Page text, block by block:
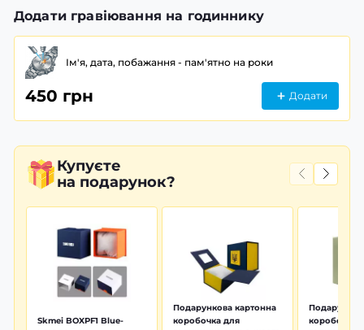
Додати гравіювання на годиннику
Ім'я, дата, побажання - пам'ятно на роки
450 грн Додати
Купуєте
на подарунок?
Skmei BOXPF1 Blue-
Подарункова картонна
коробочка для
коробочка